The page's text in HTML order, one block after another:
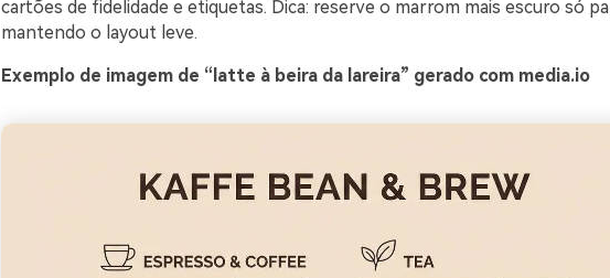
cartões de fidelidade e etiquetas. Dica: reserve o marrom mais escuro só
mantendo o layout leve.
Exemplo de imagem de “latte à beira da lareira” gerado com media.io